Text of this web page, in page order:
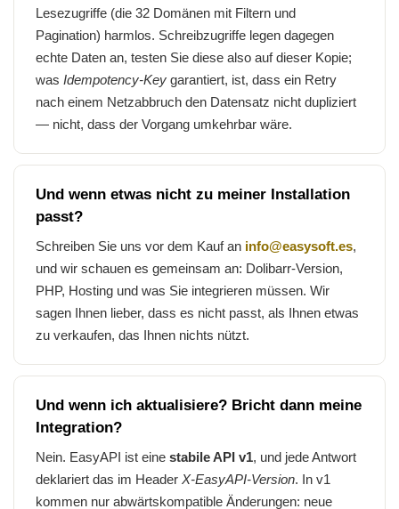
Lesezugriffe (die 32 Domänen mit Filtern und
Pagination) harmlos. Schreibzugriffe legen dagegen
echte Daten an, testen Sie diese also auf dieser Kopie;
was Idempotency-Key garantiert, ist, dass ein Retry
nach einem Netzabbruch den Datensatz nicht dupliziert
— nicht, dass der Vorgang umkehrbar wäre.
Und wenn etwas nicht zu meiner Installation
passt?
Schreiben Sie uns vor dem Kauf an info@easysoft.es,
und wir schauen es gemeinsam an: Dolibarr-Version,
PHP, Hosting und was Sie integrieren müssen. Wir
sagen Ihnen lieber, dass es nicht passt, als Ihnen etwas
zu verkaufen, das Ihnen nichts nützt.
Und wenn ich aktualisiere? Bricht dann meine
Integration?
Nein. EasyAPI ist eine stabile API v1, und jede Antwort
deklariert das im Header X-EasyAPI-Version. In v1
kommen nur abwärtskompatible Änderungen: neue